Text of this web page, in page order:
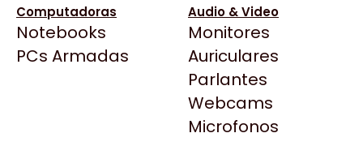
Computadoras
Notebooks
PCs Armadas
Audio & Video
Monitores
Auriculares
Parlantes
Webcams
Microfonos
BenQ
CX
Cooler Master
Todas las Tiendas
$474.098
Ver producto en la página de Gaming Point